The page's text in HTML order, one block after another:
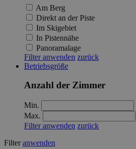
Am Berg
Direkt an der Piste
Im Skigebiet
In Pistennähe
Panoramalage
Filter anwenden zurück
Betriebsgröße
Anzahl der Zimmer
Min.
Max.
Filter anwenden zurück
Filteranwenden